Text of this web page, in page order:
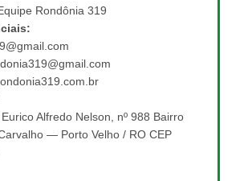
Rondônia 319
Alfredo Nelson, nº 988 Bairro
— Porto Velho / RO CEP